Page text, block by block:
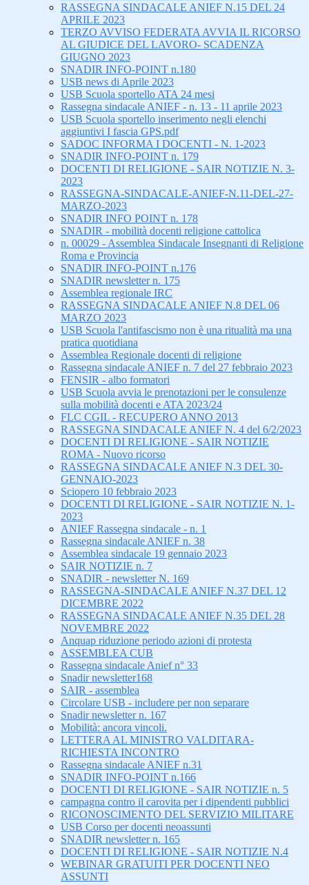
RASSEGNA SINDACALE ANIEF N.15 DEL 24
APRILE 2023
TERZO AVVISO FEDERATA AVVIA IL RICORSO
AL GIUDICE DEL LAVORO- SCADENZA
GIUGNO 2023
SNADIR INFO-POINT n.180
USB news di Aprile 2023
USB Scuola sportello ATA 24 mesi
Rassegna sindacale ANIEF - n. 13 - 11 aprile 2023
USB Scuola sportello inserimento negli elenchi
aggiuntivi I fascia GPS.pdf
SADOC INFORMA I DOCENTI - N. 1-2023
SNADIR INFO-POINT n. 179
DOCENTI DI RELIGIONE - SAIR NOTIZIE N. 3-
2023
RASSEGNA-SINDACALE-ANIEF-N.11-DEL-27-
MARZO-2023
SNADIR INFO POINT n. 178
SNADIR - mobilità docenti religione cattolica
n. 00029 - Assemblea Sindacale Insegnanti di Religione
Roma e Provincia
SNADIR INFO-POINT n.176
SNADIR newsletter n. 175
Assemblea regionale IRC
RASSEGNA SINDACALE ANIEF N.8 DEL 06
MARZO 2023
USB Scuola l'antifascismo non è una ritualità ma una
pratica quotidiana
Assemblea Regionale docenti di religione
Rassegna sindacale ANIEF n. 7 del 27 febbraio 2023
FENSIR - albo formatori
USB Scuola avvia le prenotazioni per le consulenze
sulla mobilità docenti e ATA 2023/24
FLC CGIL - RECUPERO ANNO 2013
RASSEGNA SINDACALE ANIEF N. 4 del 6/2/2023
DOCENTI DI RELIGIONE - SAIR NOTIZIE
ROMA - Nuovo ricorso
RASSEGNA SINDACALE ANIEF N.3 DEL 30-
GENNAIO-2023
Sciopero 10 febbraio 2023
DOCENTI DI RELIGIONE - SAIR NOTIZIE N. 1-
2023
ANIEF Rassegna sindacale - n. 1
Rassegna sindacale ANIEF n. 38
Assemblea sindacale 19 gennaio 2023
SAIR NOTIZIE n. 7
SNADIR - newsletter N. 169
RASSEGNA-SINDACALE ANIEF N.37 DEL 12
DICEMBRE 2022
RASSEGNA SINDACALE ANIEF N.35 DEL 28
NOVEMBRE 2022
Anquap riduzione periodo azioni di protesta
ASSEMBLEA CUB
Rassegna sindacale Anief n° 33
Snadir newsletter168
SAIR - assemblea
Circolare USB - includere per non separare
Snadir newsletter n. 167
Mobilità: ancora vincoli.
LETTERA AL MINISTRO VALDITARA-
RICHIESTA INCONTRO
Rassegna sindacale ANIEF n.31
SNADIR INFO-POINT n.166
DOCENTI DI RELIGIONE - SAIR NOTIZIE n. 5
campagna contro il carovita per i dipendenti pubblici
RICONOSCIMENTO DEL SERVIZIO MILITARE
USB Corso per docenti neoassunti
SNADIR newsletter n. 165
DOCENTI DI RELIGIONE - SAIR NOTIZIE N.4
WEBINAR GRATUITI PER DOCENTI NEO
ASSUNTI